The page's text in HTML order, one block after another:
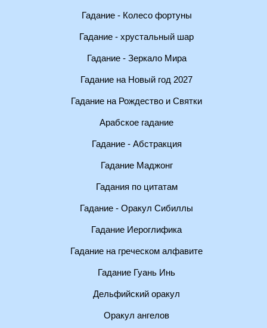
Гадание - Колесо фортуны
Гадание - хрустальный шар
Гадание - Зеркало Мира
Гадание на Новый год 2027
Гадание на Рождество и Святки
Арабское гадание
Гадание - Абстракция
Гадание Маджонг
Гадания по цитатам
Гадание - Оракул Сибиллы
Гадание Иероглифика
Гадание на греческом алфавите
Гадание Гуань Инь
Дельфийский оракул
Оракул ангелов